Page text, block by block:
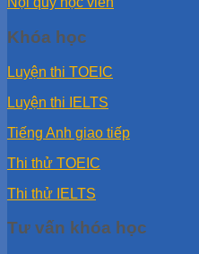
Khóa học
Luyện thi TOEIC
Luyện thi IELTS
Tiếng Anh giao tiếp
Thi thử TOEIC
Thi thử IELTS
Tư vấn khóa học